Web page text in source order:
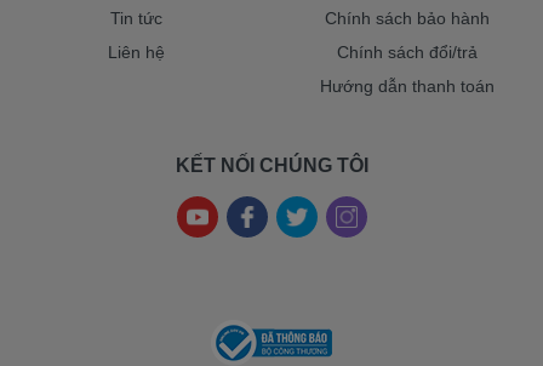
Tin tức
Liên hệ
Chính sách bảo hành
Chính sách đổi/trả
Hướng dẫn thanh toán
KẾT NỐI CHÚNG TÔI